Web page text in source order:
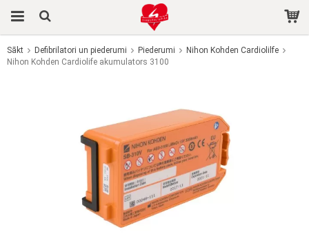
Prece tika pievienota jūsu grozam
Sākt Defibrilatori un piederumi Piederumi
Nihon Kohden Cardiolilfe
Nihon Kohden Cardiolife akumulators 3100